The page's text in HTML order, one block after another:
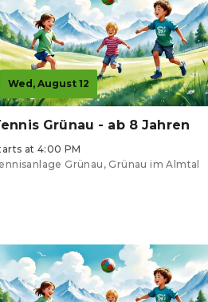
Wed, August 12
Grünau - ab 8 Jahren
at 4:00 PM
Grünau, Grünau im Almtal